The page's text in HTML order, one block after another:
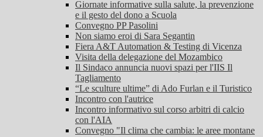
Giornate informative sulla salute, la prevenzione
e il gesto del dono a Scuola
Convegno PP Pasolini
Non siamo eroi di Sara Segantin
Fiera A&T Automation & Testing di Vicenza
Visita della delegazione del Mozambico
Il Sindaco annuncia nuovi spazi per l'IIS Il
Tagliamento
“Le sculture ultime” di Ado Furlan e il Turistico
Incontro con l'autrice
Incontro informativo sul corso arbitri di calcio
con l'AIA
Convegno "Il clima che cambia: le aree montane